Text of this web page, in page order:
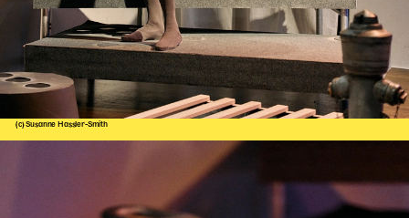
(c) Susanne Hassler-Smith